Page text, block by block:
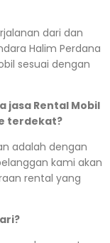
dari dan
Halim Perdana
sesuai dengan
jasa Rental Mobil
terdekat?
adalah dengan
kami akan
rental yang